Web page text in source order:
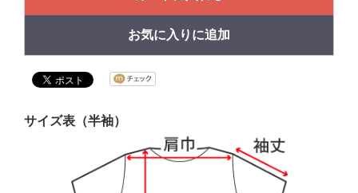
お気に入りに追加
サイズ表（半袖）